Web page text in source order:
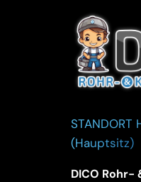
STANDORT
(Hauptsitz)
DICO Rohr-